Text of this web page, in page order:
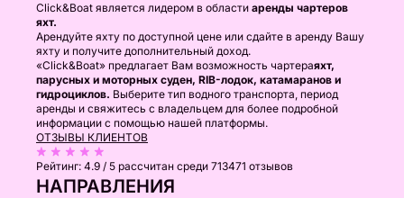
Click&Boat является лидером в области аренды чартеров
яхт.
Арендуйте яхту по доступной цене или сдайте в аренду Вашу
яхту и получите дополнительный доход.
«Click&Boat» предлагает Вам возможность чартераяхт,
парусных и моторных суден, RIB-лодок, катамаранов и
гидроциклов. Выберите тип водного транспорта, период
аренды и свяжитесь с владельцем для более подробной
информации с помощью нашей платформы.
ОТЗЫВЫ КЛИЕНТОВ
Рейтинг: 4.9 / 5 рассчитан среди 713471 отзывов
НАПРАВЛЕНИЯ